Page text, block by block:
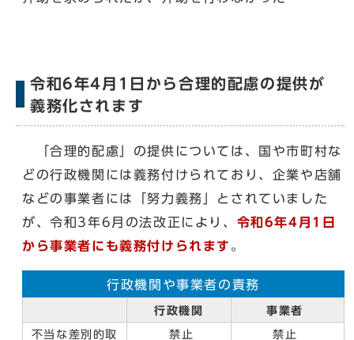
令和6年4月1日から合理的配慮の提供が
義務化されます
「合理的配慮」の提供については、国や市町村な
どの行政機関には義務付けられており、企業や店舗
などの事業者には「努力義務」とされていました
が、令和3年6月の法改正により、 令和6年4月1日
から事業者にも義務付けられます 。
行政機関や事業者の責務
行政機関 事業者
不当な差別的取
禁止 禁止